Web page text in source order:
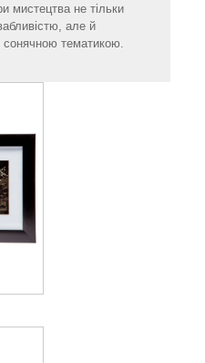
мистецтва не тільки
але й
тематикою.